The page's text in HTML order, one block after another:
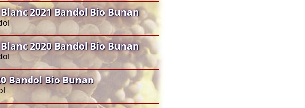
2021 Bandol Bio Bunan
2020 Bandol Bio Bunan
Bandol Bio Bunan